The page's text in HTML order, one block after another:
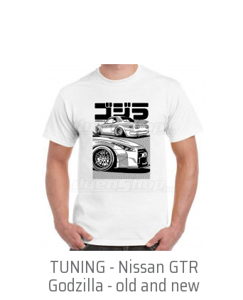
TUNING - Nissan GTR
Godzilla - old and new